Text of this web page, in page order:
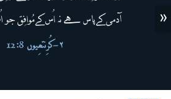
«